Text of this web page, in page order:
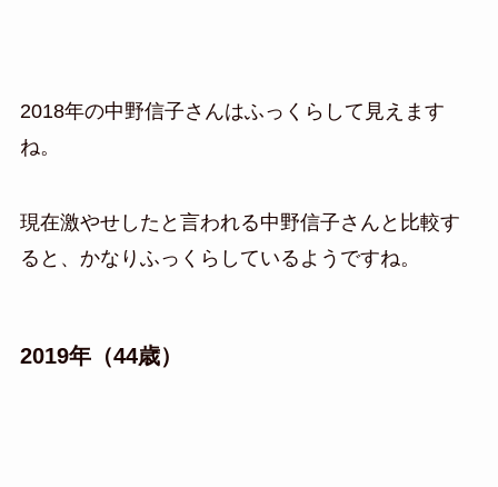
2018年の中野信子さんはふっくらして見えます
ね。
現在激やせしたと言われる中野信子さんと比較す
ると、かなりふっくらしているようですね。
2019年（44歳）